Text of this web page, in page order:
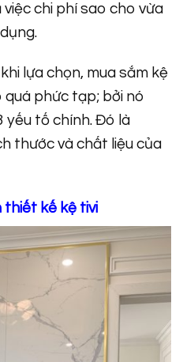
chi phí sao cho vừa
lựa chọn, mua sắm kệ
quá phức tạp; bởi nó
yếu tố chính. Đó là
thước và chất liệu của
thiết kế kệ tivi